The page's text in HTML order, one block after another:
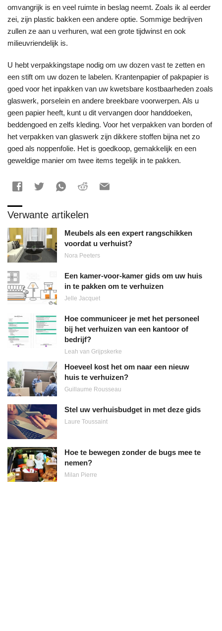
omvangrijk is en veel ruimte in beslag neemt. Zoals ik al eerder
zei, zijn plastic bakken een andere optie. Sommige bedrijven
zullen ze aan u verhuren, wat een grote tijdwinst en ook
milieuvriendelijk is.
U hebt verpakkingstape nodig om uw dozen vast te zetten en
een stift om uw dozen te labelen. Krantenpapier of pakpapier is
goed voor het inpakken van uw kwetsbare kostbaarheden zoals
glaswerk, porselein en andere breekbare voorwerpen. Als u
geen papier heeft, kunt u dit vervangen door handdoeken,
beddengoed en zelfs kleding. Voor het verpakken van borden of
het verpakken van glaswerk zijn dikkere stoffen bijna net zo
goed als noppenfolie. Het is goedkoop, gemakkelijk en een
geweldige manier om twee items tegelijk in te pakken.
Verwante artikelen
Meubels als een expert rangschikken
voordat u verhuist?
Nora Peeters
Een kamer-voor-kamer gids om uw huis
in te pakken om te verhuizen
Jelle Jacquet
Hoe communiceer je met het personeel
bij het verhuizen van een kantoor of
bedrijf?
Leah van Grijpskerke
Hoeveel kost het om naar een nieuw
huis te verhuizen?
Guillaume Rousseau
Stel uw verhuisbudget in met deze gids
Laure Toussaint
Hoe te bewegen zonder de bugs mee te
nemen?
Milan Pierre